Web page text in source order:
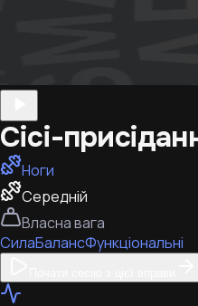
Сісі-
Ноги
Середній
Власна вага
СилаБалансФункціональні